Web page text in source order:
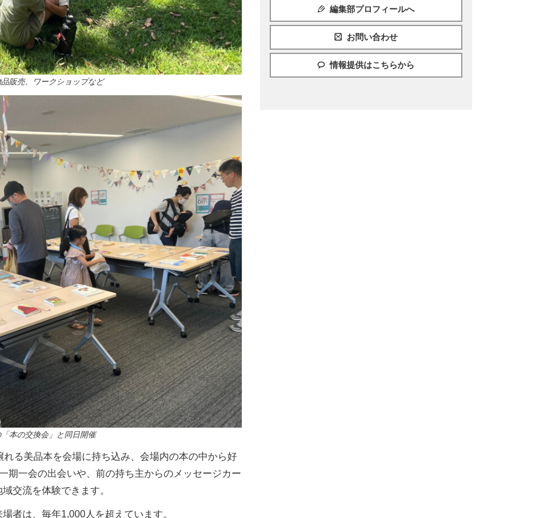
販売、ワークショップなど
本の交換会」と同日開催
る美品本を会場に持ち込み、会場内の本の中から好
期一会の出会いや、前の持ち主からのメッセージカー
交流を体験できます。
者は、毎年1,000人を超えています。
編集部プロフィールへ
お問い合わせ
情報提供はこちらから